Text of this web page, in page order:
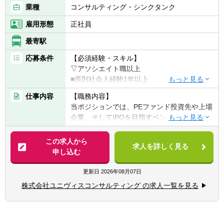
若手でも多様な業務に挑戦可能です。
業種 コンサルティング・シンクタンク
雇用形態 正社員
最寄駅
応募条件
【必須経験・スキル】
▽アソシエイト職以上
■原則社会人経験1年以上
■コンサルティング業務への興味・関心
■一緒に会社を創っていくことに対する興
味・関心
▽マネージャー職以上
■財務・会計系コンサルティングファームで
の就業経験3年以上
■監査法人での就業経験3年以上
■事業会社での経理職経験5年以上
■事業会社での経営企画職経験5年以上
仕事内容
【職務内容】
当ポジションでは、PEファンド投資先や上場
企業、そしてIPOを目指すベンチャーに対し
て、経営の現場に深く入り込み、CFO／COO
として企業価値の最大化をリードします。
▽経営コンサルティング業務
■経営企画や経営アクションの立案・実行
■財務モデル・資金繰りモデルの開発支援
■管理会計導入や原価管理体制の構築
■バリュエーション・債権評価・財産評定
この求人から
申し込む
求人を詳しく見る
更新日 2026年08月07日
株式会社ユニヴィスコンサルティング の求人一覧を見る